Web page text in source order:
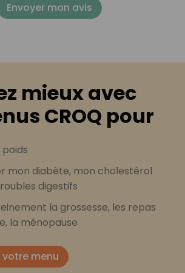
Envoyer mon avis
mieux avec
CROQ pour
mon diabète, mon cholestérol
digestifs
la grossesse, les repas
la ménopause
votre menu